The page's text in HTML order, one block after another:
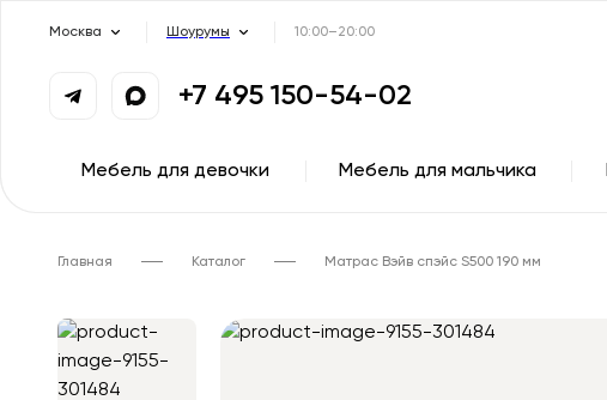
Москва Шоурумы 10:00–20:00
+7 495 150-54-02
Мебель для девочки Мебель для мальчика
Главная Каталог Матрас Вэйв спэйс S500 190 мм